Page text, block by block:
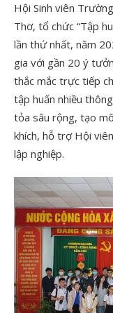
Hội Sinh viên
Thơ, tổ chức “Tập
lần thứ nhất, năm
gia với gần 20 ý
thắc mắc trực tiếp
tập huấn nhiều
tỏa sâu rộng, tạo
khích, hỗ trợ Hội
lập nghiệp.